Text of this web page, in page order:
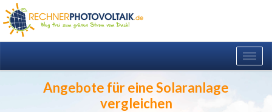
Angebote für eine Solaranlage
vergleichen